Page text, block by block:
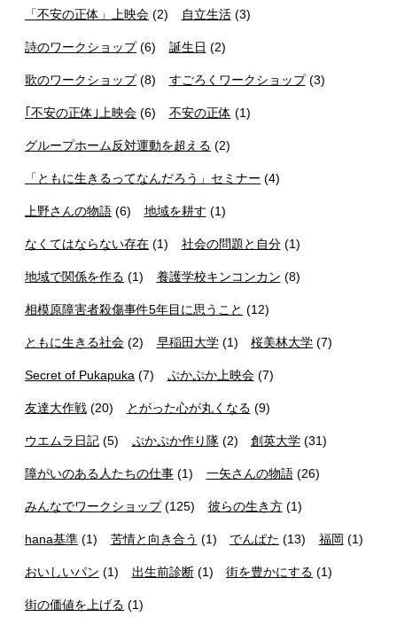
「不安の正体」上映会 (2) 自立生活(3)
詩のワークショップ(6) 誕生日 (2)
歌のワークショップ(8) すごろくワークショップ(3)
｢不安の正体｣上映会 (6) 不安の正体 (1)
グループホーム反対運動を超える (2)
「ともに生きるってなんだろう」セミナー (4)
上野さんの物語 (6) 地域を耕す (1)
なくてはならない存在 (1) 社会の問題と自分(1)
地域で関係を作る (1) 養護学校キンコンカン (8)
相模原障害者殺傷事件5年目に思うこと (12)
ともに生きる社会 (2) 早稲田大学(1) 桜美林大学 (7)
Secret of Pukapuka (7) ぷかぷか上映会(7)
友達大作戦 (20) とがった心が丸くなる (9)
ウエムラ日記 (5) ぷかぷか作り隊(2) 創英大学 (31)
障がいのある人たちの仕事 (1) 一矢さんの物語(26)
みんなでワークショップ(125) 彼らの生き方(1)
hana基準 (1) 苦情と向き合う (1) でんぱた (13) 福岡 (1)
おいしいパン (1) 出生前診断(1) 街を豊かにする (1)
街の価値を上げる (1)